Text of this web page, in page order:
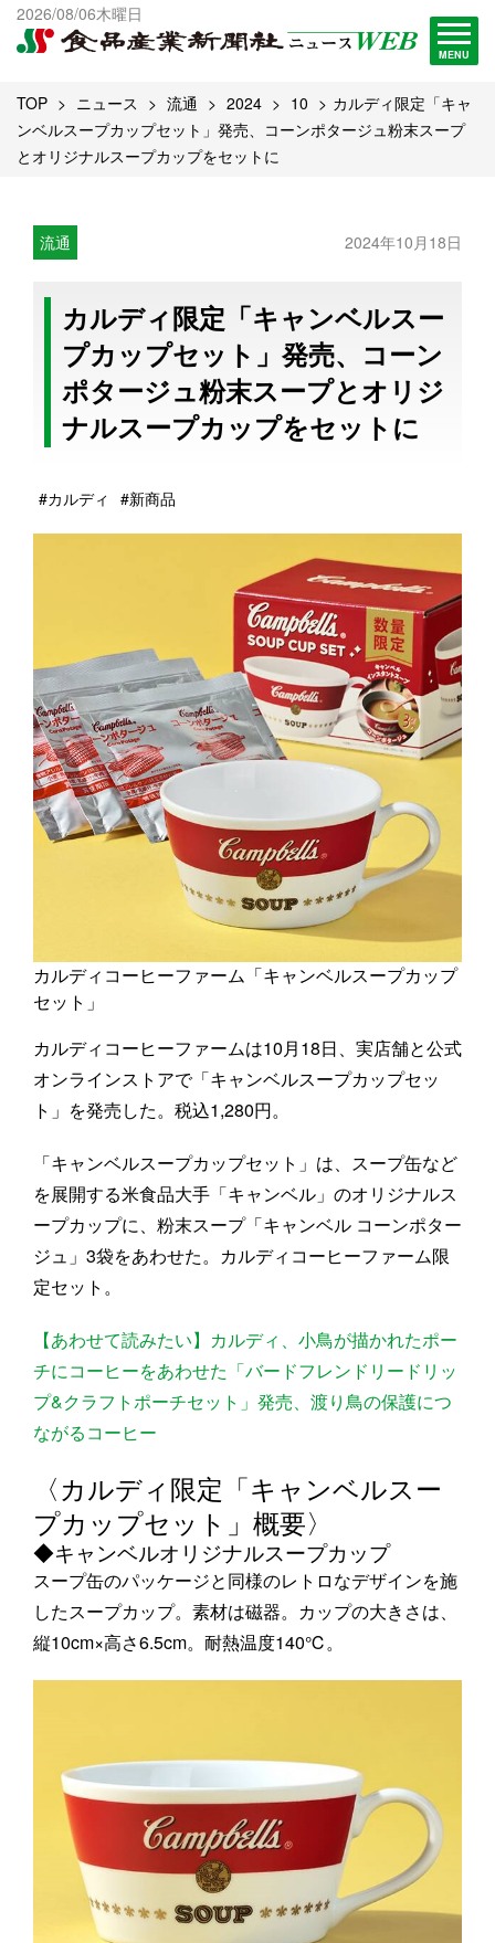
2026/08/06木曜日
MENU
出版物一覧へ
試読・購読申し込み
TOP ニュース 流通 2024 10
カルディ限定「キャ
ンベルスープカップセット」発売、コーンポタージュ粉末スープ
とオリジナルスープカップをセットに
流通 2024年10月18日
カルディ限定「キャンベルスー
プカップセット」発売、コーン
ポタージュ粉末スープとオリジ
ナルスープカップをセットに
#カルディ #新商品
カルディコーヒーファーム「キャンベルスープカップ
セット」
カルディコーヒーファームは10月18日、実店舗と公式
オンラインストアで「キャンベルスープカップセッ
ト」を発売した。税込1,280円。
「キャンベルスープカップセット」は、スープ缶など
を展開する米食品大手「キャンベル」のオリジナルス
ープカップに、粉末スープ「キャンベル コーンポター
ジュ」3袋をあわせた。カルディコーヒーファーム限
定セット。
【あわせて読みたい】カルディ、小鳥が描かれたポー
チにコーヒーをあわせた「バードフレンドリードリッ
プ&クラフトポーチセット」発売、渡り鳥の保護につ
ながるコーヒー
〈カルディ限定「キャンベルスー
プカップセット」概要〉
◆キャンベルオリジナルスープカップ
スープ缶のパッケージと同様のレトロなデザインを施
したスープカップ。素材は磁器。カップの大きさは、
縦10cm×高さ6.5cm。耐熱温度140℃。